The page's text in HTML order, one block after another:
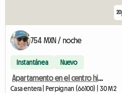
20
754 MXN / noche
Instantánea Nuevo
Apartamento en el centro histórico
Casa entera | Perpignan (66100) | 30 M2